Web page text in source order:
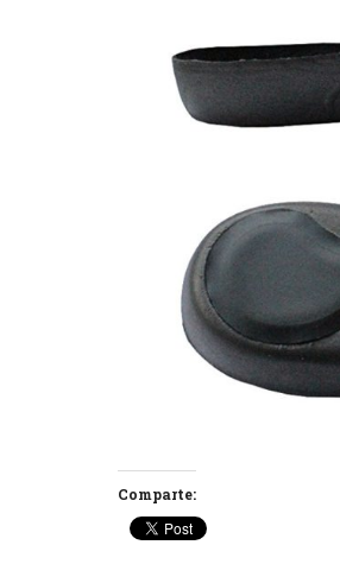
Comparte: